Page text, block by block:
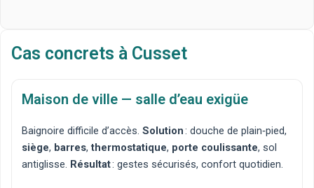
Cas concrets à Cusset
Maison de ville — salle d’eau exigüe
Baignoire difficile d’accès.Solution:douche de plain‑pied,
siège, barres,thermostatique, porte coulissante, sol
antiglisse. Résultat: gestes sécurisés, confort quotidien.